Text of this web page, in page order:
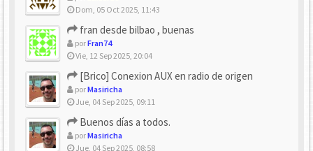
Dom, 05 Oct 2025, 11:43
fran desde bilbao , buenas
porFran74
Vie, 12 Sep 2025, 20:04
[Brico] Conexion AUX en radio de origen
porMasiricha
Jue, 04 Sep 2025, 09:11
Buenos días a todos.
porMasiricha
Jue, 04 Sep 2025, 08:58